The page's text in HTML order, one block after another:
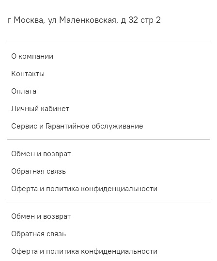
О компании
Контакты
Оплата
Личный кабинет
Сервис и Гарантийное обслуживание
Обмен и возврат
Обратная связь
Оферта и политика конфиденциальности
Обмен и возврат
Обратная связь
Оферта и политика конфиденциальности
г Москва, ул Маленковская, д 32 стр 2